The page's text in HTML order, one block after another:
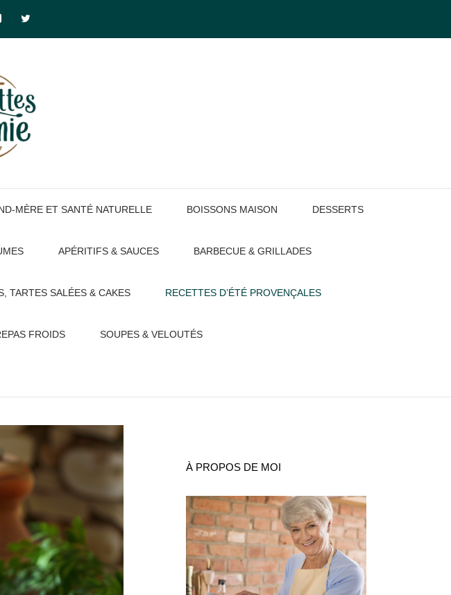
MÈRE ET SANTÉ NATURELLE BOISSONS MAISON DESSERTS
APÉRITIFS & SAUCES BARBECUE & GRILLADES
TARTES SALÉES & CAKES RECETTES D’ÉTÉ PROVENÇALES
FROIDS SOUPES & VELOUTÉS
À PROPOS DE MOI